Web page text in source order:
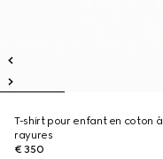
T-shirt pour enfant en coton à
rayures
€ 350